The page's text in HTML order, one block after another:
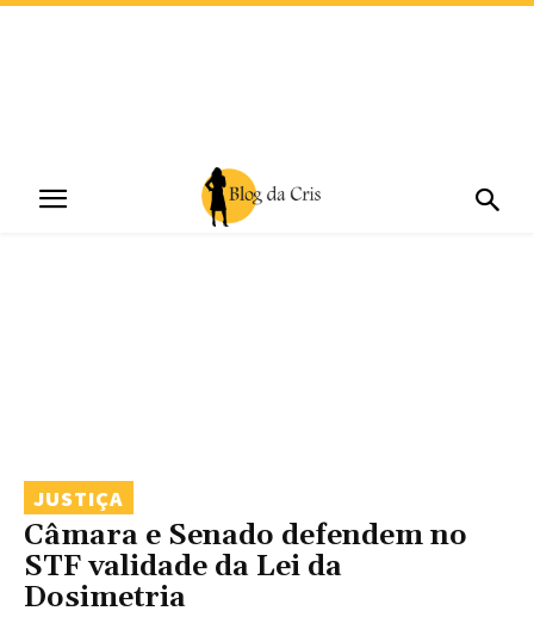
JUSTIÇA
Câmara e Senado defendem no
STF validade da Lei da
Dosimetria